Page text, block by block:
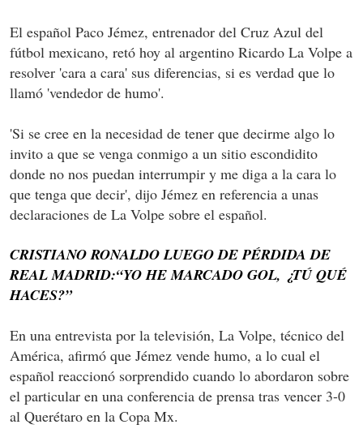
El español Paco Jémez, entrenador del Cruz Azul del
fútbol mexicano, retó hoy al argentino Ricardo La Volpe a
resolver 'cara a cara' sus diferencias, si es verdad que lo
llamó 'vendedor de humo'.
'Si se cree en la necesidad de tener que decirme algo lo
invito a que se venga conmigo a un sitio escondidito
donde no nos puedan interrumpir y me diga a la cara lo
que tenga que decir', dijo Jémez en referencia a unas
declaraciones de La Volpe sobre el español.
CRISTIANO RONALDO LUEGO DE PÉRDIDA DE
REAL MADRID:“YO HE MARCADO GOL, ¿TÚ QUÉ
HACES?”
En una entrevista por la televisión, La Volpe, técnico del
América, afirmó que Jémez vende humo, a lo cual el
español reaccionó sorprendido cuando lo abordaron sobre
el particular en una conferencia de prensa tras vencer 3-0
al Querétaro en la Copa Mx.